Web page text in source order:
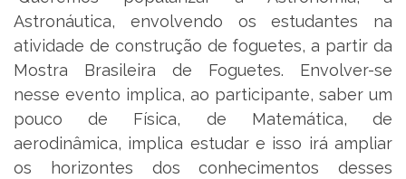
Astronáutica, envolvendo os estudantes na
atividade de construção de foguetes, a partir da
Mostra Brasileira de Foguetes. Envolver-se
nesse evento implica, ao participante, saber um
pouco de Física, de Matemática, de
aerodinâmica, implica estudar e isso irá ampliar
os horizontes dos conhecimentos desses